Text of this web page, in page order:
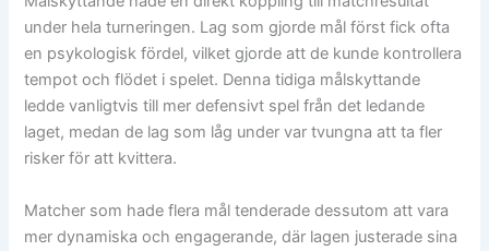
under hela turneringen. Lag som gjorde mål först fick ofta
en psykologisk fördel, vilket gjorde att de kunde kontrollera
tempot och flödet i spelet. Denna tidiga målskyttande
ledde vanligtvis till mer defensivt spel från det ledande
laget, medan de lag som låg under var tvungna att ta fler
risker för att kvittera.
Matcher som hade flera mål tenderade dessutom att vara
mer dynamiska och engagerande, där lagen justerade sina